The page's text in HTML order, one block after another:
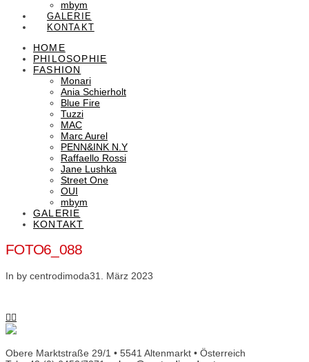
mbym
GALERIE
KONTAKT
HOME
PHILOSOPHIE
FASHION
Monari
Ania Schierholt
Blue Fire
Tuzzi
MAC
Marc Aurel
PENN&INK N.Y
Raffaello Rossi
Jane Lushka
Street One
OUI
mbym
GALERIE
KONTAKT
FOTO6_088
In by centrodimoda31. März 2023
Obere Marktstraße 29/1 • 5541 Altenmarkt • Österreich